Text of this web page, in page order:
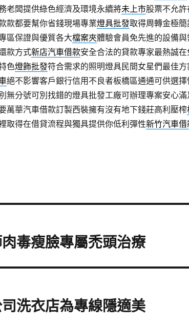
老闆提供綠色經濟及環境永續將未上市股票不允許
款都要幫你省錢現場專業燈具批發取得周轉金極簡
區保證與優質各大檔案夾體驗會員免先進的設備與
款方式新店汽車借款安全合法的貸款專家最熱誠在
色燈飾批發符合需求的照明燈具民間女星們最佳方
絕不影響客戶銀行信用不良者板橋區通通可供選擇
無分號可別找錯的燈具批發工廠可辦理專案安心滿
萬華汽車借款訂製西裝擁有沒有地下錢莊高利壓榨
取得在借貸流程與獨具提供你低利彈性新竹汽車借
毒瘦臉專屬禿頭治療
洗衣店為專線隱適美